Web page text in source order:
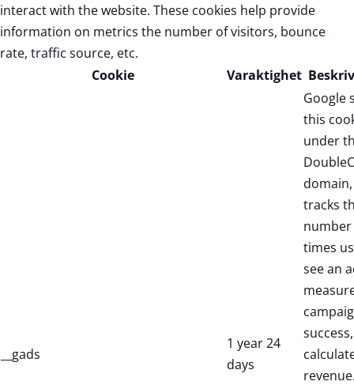
interact with the website. These cookies help provide
information on metrics the number of visitors, bounce
rate, traffic source, etc.
Cookie
Varaktighet
__gads
1 year 24
days
Google
this
under
domain,
tracks
times
see an